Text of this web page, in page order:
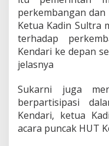
perkembangan
Ketua Kadin Sultra
terhadap
Kendari ke depan
jelasnya
Sukarni juga
berpartisipasi
Kendari, ketua
acara puncak HUT